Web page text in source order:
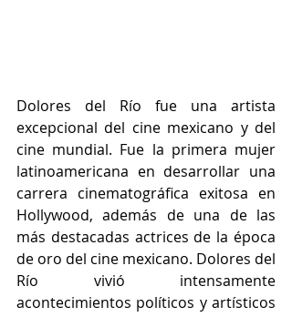
Dolores del Río fue una artista
excepcional del cine mexicano y del
cine mundial. Fue la primera mujer
latinoamericana en desarrollar una
carrera cinematográfica exitosa en
Hollywood, además de una de las
más destacadas actrices de la época
de oro del cine mexicano. Dolores del
Río vivió intensamente
acontecimientos políticos y artísticos